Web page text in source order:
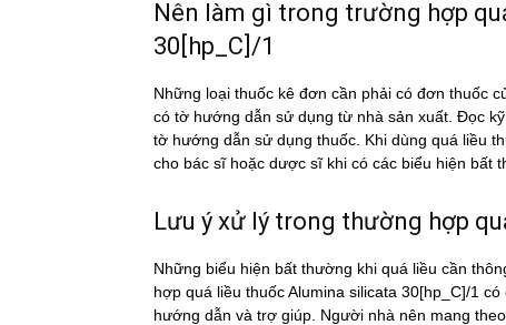
Nên làm gì trong trường hợp
30[hp_C]/1
Những loại thuốc kê đơn cần phải có đơn thuốc
có tờ hướng dẫn sử dụng từ nhà sản xuất. Đọc
tờ hướng dẫn sử dụng thuốc. Khi dùng quá liều
cho bác sĩ hoặc dược sĩ khi có các biểu hiện bất
Lưu ý xử lý trong thường hợp
Những biểu hiện bất thường khi quá liều cần
hợp quá liều thuốc Alumina silicata 30[hp_C]/1
hướng dẫn và trợ giúp. Người nhà nên mang